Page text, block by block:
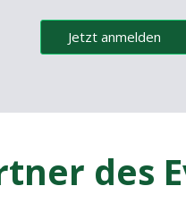
Jetzt anmelden
des